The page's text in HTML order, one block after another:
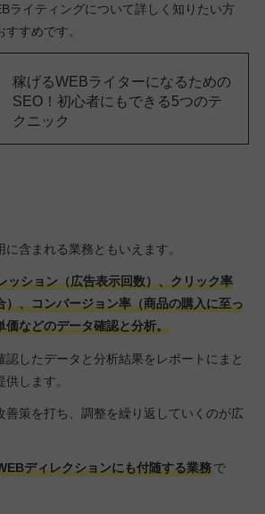
ライティングについて詳しく知りたい方
すめです。
稼げるWEBライターになるための
SEO！初心者にもできる5つのテ
クニック
含まれる業務ともいえます。
ッション（広告表示回数）、クリック率
）、コンバージョン率（商品の購入に至っ
価などのデータ確認と分析。
認したデータと分析結果をレポートにまと
します。
善策を打ち、調整を繰り返していくのが広
ディレクションにも付随する業務で